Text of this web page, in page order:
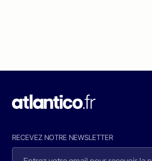
RECEVEZ NOTRE NEWSLETTER